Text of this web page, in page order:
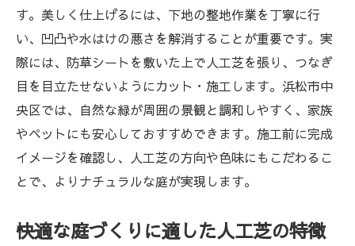
防草シートと人工芝で雑草対策を強化する
方法
人工芝の施工手順と美しい仕上げ方のコツ
ゴムチップ利用で人工芝の安全性を高める
方法
セルデス人工芝を使った施工のメリットと
注意点
人工芝の固定やカット作業で失敗しない工
静岡県浜松市中央区で人気の人工芝活用法
す。美しく仕上げるには、下地の整地作業を丁寧に行
い、凹凸や水はけの悪さを解消することが重要です。実
際には、防草シートを敷いた上で人工芝を張り、つなぎ
目を目立たせないようにカット・施工します。浜松市中
央区では、自然な緑が周囲の景観と調和しやすく、家族
やペットにも安心しておすすめできます。施工前に完成
イメージを確認し、人工芝の方向や色味にもこだわるこ
とで、よりナチュラルな庭が実現します。
快適な庭づくりに適した人工芝の特徴